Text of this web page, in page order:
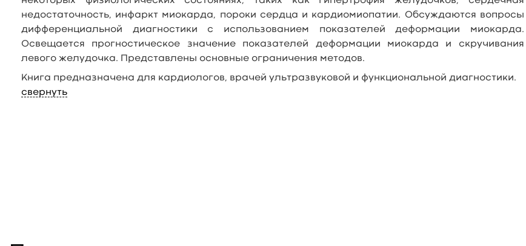
недостаточность, инфаркт миокарда, пороки сердца и кардиомиопатии. Обсуждаются вопросы
дифференциальной диагностики с использованием показателей деформации миокарда.
Освещается прогностическое значение показателей деформации миокарда и скручивания
левого желудочка. Представлены основные ограничения методов.
Книга предназначена для кардиологов, врачей ультразвуковой и функциональной диагностики.
свернуть